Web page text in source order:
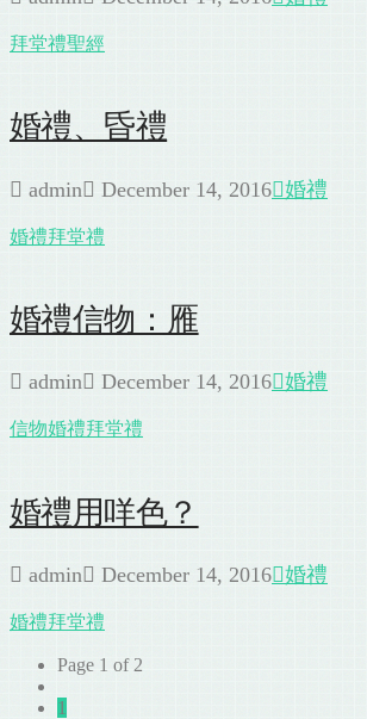
拜堂禮聖經
婚禮、昏禮
admin December 14, 2016 婚禮
婚禮拜堂禮
婚禮信物：雁
admin December 14, 2016 婚禮
信物婚禮拜堂禮
婚禮用咩色？
admin December 14, 2016 婚禮
婚禮拜堂禮
Page 1 of 2
1